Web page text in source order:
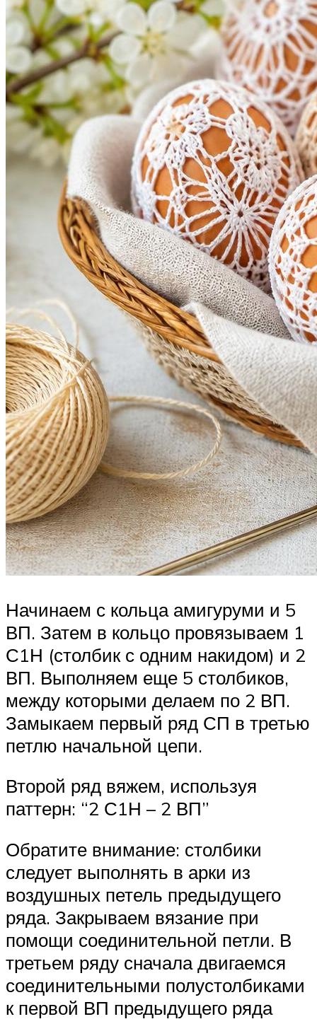
Начинаем с кольца амигуруми и 5
ВП. Затем в кольцо провязываем 1
С1Н (столбик с одним накидом) и 2
ВП. Выполняем еще 5 столбиков,
между которыми делаем по 2 ВП.
Замыкаем первый ряд СП в третью
петлю начальной цепи.
Второй ряд вяжем, используя
паттерн: “2 С1Н – 2 ВП”
Обратите внимание: столбики
следует выполнять в арки из
воздушных петель предыдущего
ряда. Закрываем вязание при
помощи соединительной петли. В
третьем ряду сначала двигаемся
соединительными полустолбиками
к первой ВП предыдущего ряда